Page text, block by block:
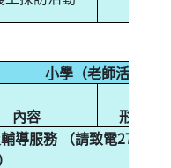
小學（老師活動）
容 形式
導服務 （請致電